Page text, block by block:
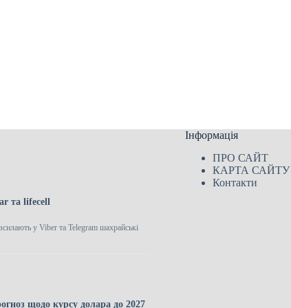
та lifecell
у Viber та Telegram шахрайські
щодо курсу долара до 2027
Інформація
ПРО САЙТ
КАРТА САЙТУ
Контакти